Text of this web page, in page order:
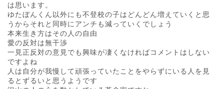
は思います。
ゆたぼんくん以外にも不登校の子はどんどん増えていくと思
うからそれと同時にアンチも減っていくでしょう
本来生き方はその人の自由
愛の反対は無干渉
一見正反対の意見でも興味が凄くなければコメントはしない
ですよね
人は自分が我慢して頑張っていたことをやらずにいる人を見
るとずるいと思うようです